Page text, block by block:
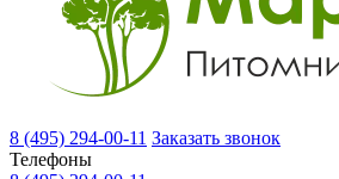
8 (495) 294-00-11 Заказать звонок
Телефоны